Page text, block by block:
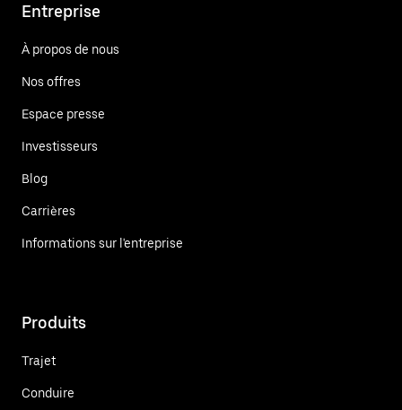
Entreprise
À propos de nous
Nos offres
Espace presse
Investisseurs
Blog
Carrières
Informations sur l'entreprise
Produits
Trajet
Conduire